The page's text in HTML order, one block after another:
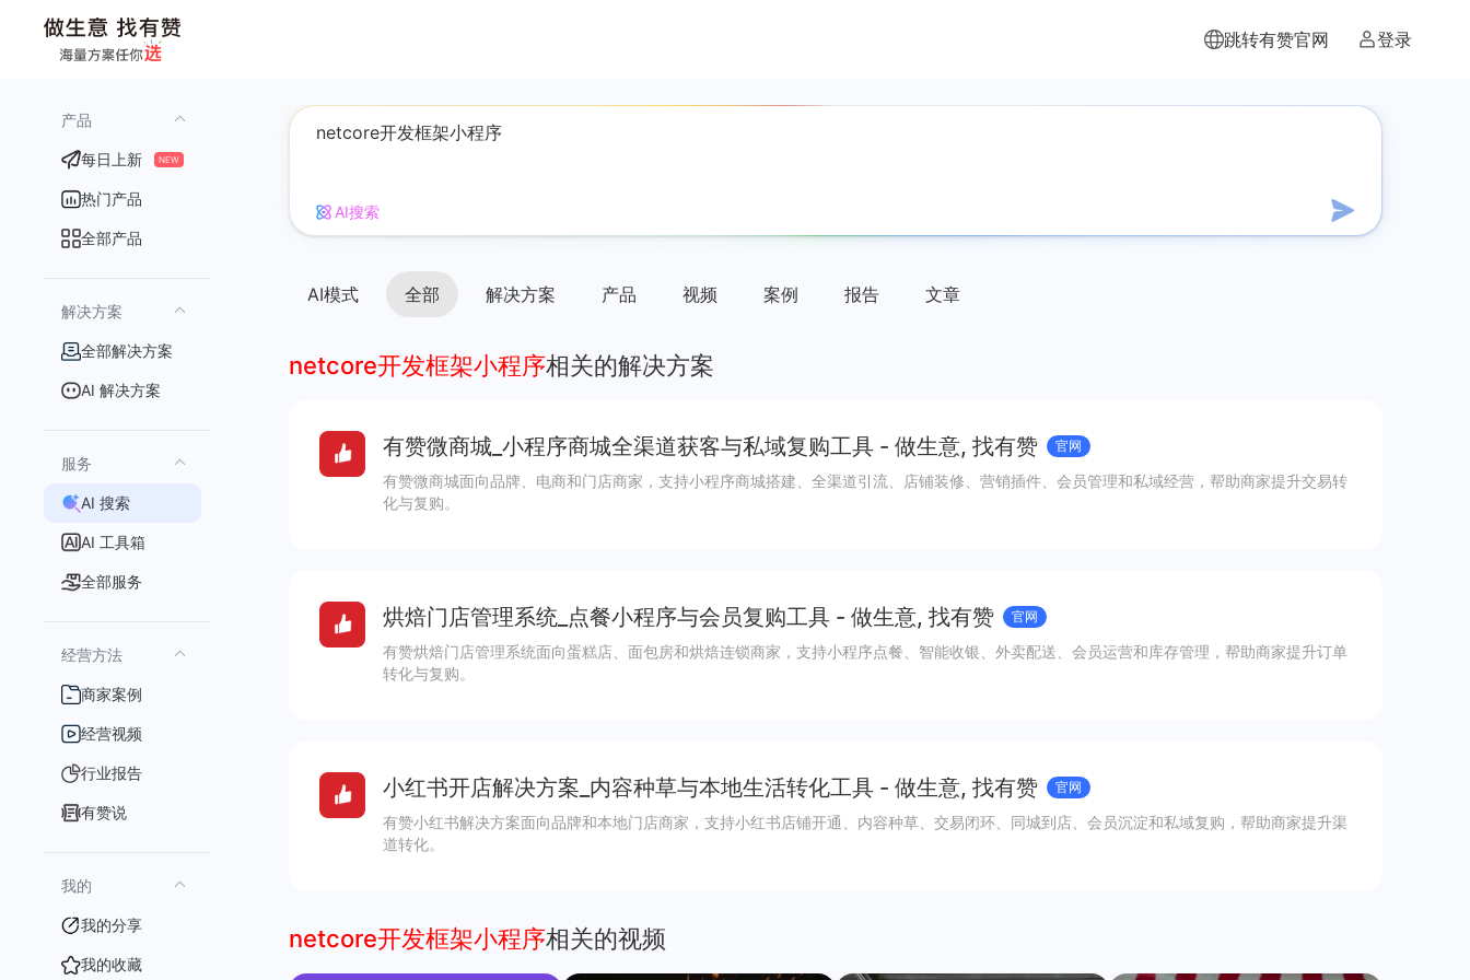
跳转有赞官网 登录
产品
每日上新 NEW
热门产品
全部产品
解决方案
全部解决方案
AI 解决方案
服务
AI 搜索
AI 工具箱
全部服务
经营方法
商家案例
经营视频
行业报告
有赞说
我的
我的分享
我的收藏
AI搜索
AI模式 全部 解决方案 产品 视频 案例 报告 文章
netcore开发框架小程序相关的解决方案
有赞微商城_小程序商城全渠道获客与私域复购工具 - 做生意, 找有赞 官网
有赞微商城面向品牌、电商和门店商家，支持小程序商城搭建、全渠道引流、店铺装修、营销插件、会员管理和私域经营，帮助商家提升交易转
化与复购。
烘焙门店管理系统_点餐小程序与会员复购工具 - 做生意, 找有赞 官网
有赞烘焙门店管理系统面向蛋糕店、面包房和烘焙连锁商家，支持小程序点餐、智能收银、外卖配送、会员运营和库存管理，帮助商家提升订单
转化与复购。
小红书开店解决方案_内容种草与本地生活转化工具 - 做生意, 找有赞 官网
有赞小红书解决方案面向品牌和本地门店商家，支持小红书店铺开通、内容种草、交易闭环、同城到店、会员沉淀和私域复购，帮助商家提升渠
道转化。
netcore开发框架小程序相关的视频